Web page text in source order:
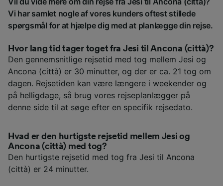
Vi har samlet nogle af vores kunders oftest stillede
spørgsmål for at hjælpe dig med at planlægge din rejse.
Hvor lang tid tager toget fra Jesi til Ancona (città)?
Den gennemsnitlige rejsetid med tog mellem Jesi og
Ancona (città) er 30 minutter, og der er ca. 21 tog om
dagen. Rejsetiden kan være længere i weekender og
på helligdage, så brug vores rejseplanlægger på
denne side til at søge efter en specifik rejsedato.
Hvad er den hurtigste rejsetid mellem Jesi og
Ancona (città) med tog?
Den hurtigste rejsetid med tog fra Jesi til Ancona
(città) er 24 minutter.